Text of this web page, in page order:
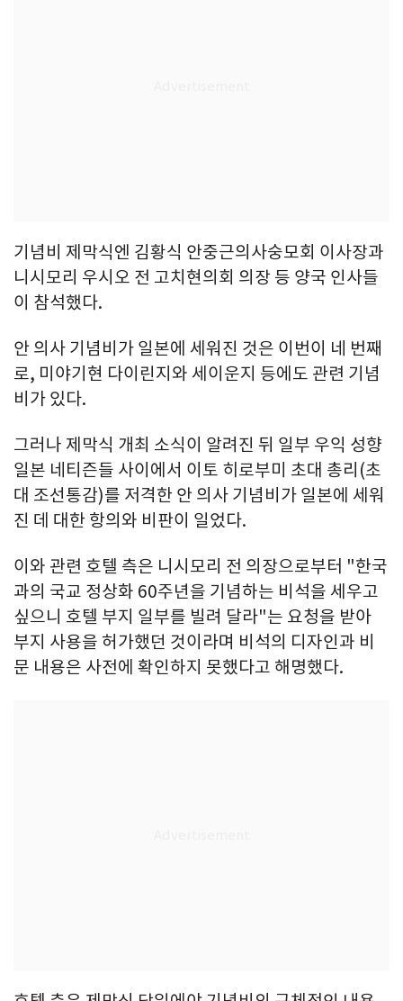
기념비 제막식엔 김황식 안중근의사숭모회 이사장과
니시모리 우시오 전 고치현의회 의장 등 양국 인사들
이 참석했다.
안 의사 기념비가 일본에 세워진 것은 이번이 네 번째
로, 미야기현 다이린지와 세이운지 등에도 관련 기념
비가 있다.
그러나 제막식 개최 소식이 알려진 뒤 일부 우익 성향
일본 네티즌들 사이에서 이토 히로부미 초대 총리(초
대 조선통감)를 저격한 안 의사 기념비가 일본에 세워
진 데 대한 항의와 비판이 일었다.
이와 관련 호텔 측은 니시모리 전 의장으로부터 "한국
과의 국교 정상화 60주년을 기념하는 비석을 세우고
싶으니 호텔 부지 일부를 빌려 달라"는 요청을 받아
부지 사용을 허가했던 것이라며 비석의 디자인과 비
문 내용은 사전에 확인하지 못했다고 해명했다.